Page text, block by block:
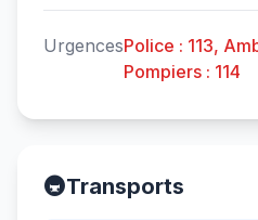
UrgencesPolice : 113,
Pompiers : 114
🚇Transports